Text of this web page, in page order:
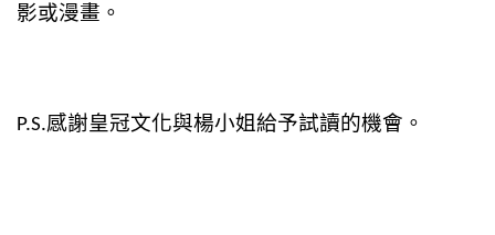
影或漫畫。
P.S.感謝皇冠文化與楊小姐給予試讀的機會。